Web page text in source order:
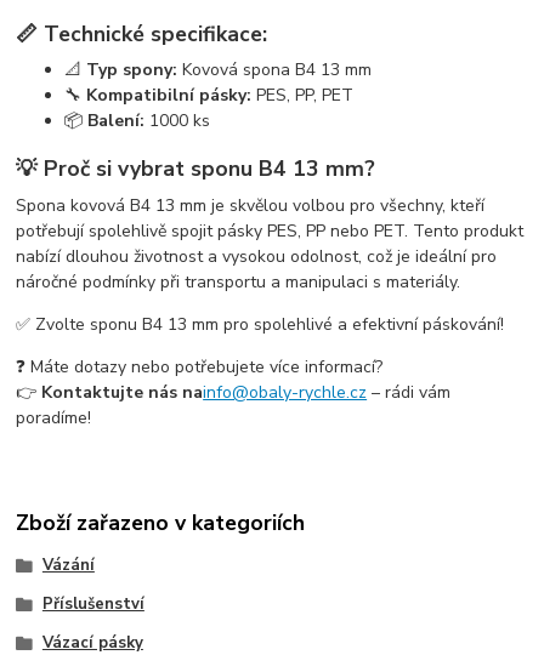
📏 Technické specifikace:
📐 Typ spony: Kovová spona B4 13 mm
🔧 Kompatibilní pásky: PES, PP, PET
📦 Balení: 1000 ks
💡 Proč si vybrat sponu B4 13 mm?
Spona kovová B4 13 mm je skvělou volbou pro všechny, kteří
potřebují spolehlivě spojit pásky PES, PP nebo PET. Tento produkt
nabízí dlouhou životnost a vysokou odolnost, což je ideální pro
náročné podmínky při transportu a manipulaci s materiály.
✅ Zvolte sponu B4 13 mm pro spolehlivé a efektivní páskování!
❓ Máte dotazy nebo potřebujete více informací?
👉 Kontaktujte nás nainfo@obaly-rychle.cz – rádi vám
poradíme!
Zboží zařazeno v kategoriích
Vázání
Příslušenství
Vázací pásky